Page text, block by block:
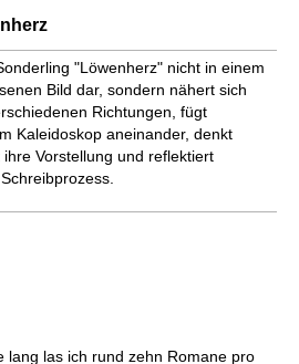
"Löwenherz" nicht in einem
Bild dar, sondern nähert sich
Richtungen, fügt
Kaleidoskop aneinander, denkt
Vorstellung und reflektiert
lang las ich rund zehn Romane pro